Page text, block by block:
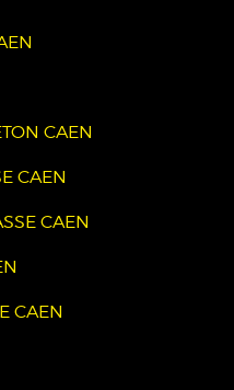
CAEN
CAEN
CAEN
CAEN